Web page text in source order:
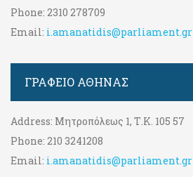
Phone: 2310 278709
Email: i.amanatidis@parliament.gr
ΓΡΑΦΕΊΟ ΑΘΉΝΑΣ
Address: Μητροπόλεως 1, Τ.Κ. 105 57
Phone: 210 3241208
Email: i.amanatidis@parliament.gr